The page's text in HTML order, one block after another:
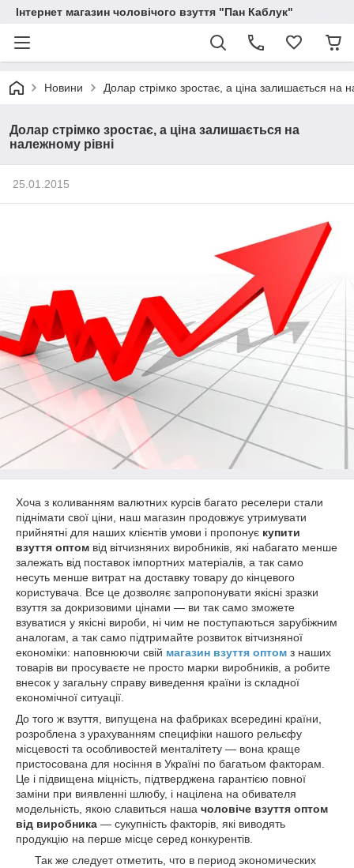
Інтернет магазин чоловічого взуття "Пан Каблук"
Новини Долар стрімко зростає, а ціна залишається на
Долар стрімко зростає, а ціна залишається на
належному рівні
25.01.2015
Хоча з коливанням валютних курсів багато реселери стали
піднімати свої ціни, наш магазин продовжує утримувати
прийнятні для наших клієнтів умови і пропонує купити
взуття оптом від вітчизняних виробників, які набагато менше
залежать від поставок імпортних матеріалів, а так само
несуть менше витрат на доставку товару до кінцевого
користувача. Все це дозволяє запропонувати якісні зразки
взуття за докризовими цінами — ви так само зможете
взуватися у якісні вироби, ні чим не поступаються зарубіжним
аналогам, а так само підтримайте розвиток вітчизняної
економіки: наповнюючи свій магазин взуття оптом з наших
товарів ви просуваєте не просто марки виробників, а робите
внесок у загальну справу виведення країни із складної
економічної ситуації.
До того ж взуття, випущена на фабриках всередині країни,
розроблена з урахуванням специфіки нашого рельєфу
місцевості та особливостей менталітету — вона краще
пристосована для носіння в Україні по багатьом факторам.
Це і підвищена міцність, підтверджена гарантією повної
заміни при виявленні шлюбу, і націлена на обивателя
модельність, якою славиться наша чоловіче взуття оптом
від виробника — сукупність факторів, які виводять
продукцію на перше місце серед конкурентів.
Так же следует отметить, что в период экономических